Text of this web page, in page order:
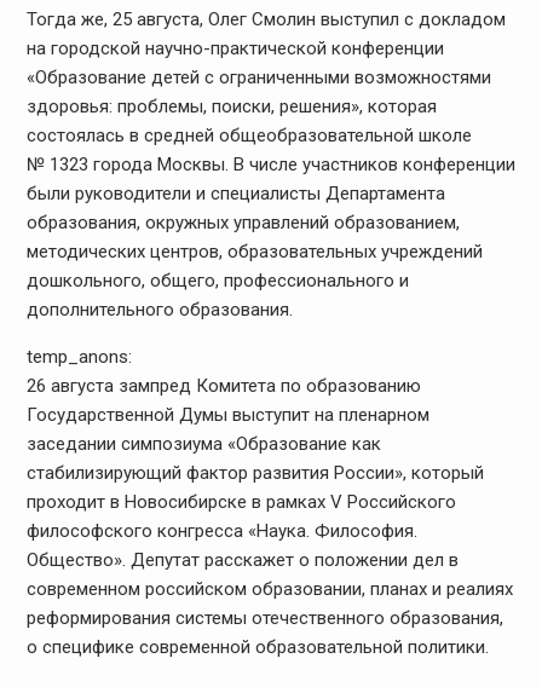
Тогда же, 25 августа, Олег Смолин выступил с докладом
на городской научно-практической конференции
«Образование детей с ограниченными возможностями
здоровья: проблемы, поиски, решения», которая
состоялась в средней общеобразовательной школе
№ 1323 города Москвы. В числе участников конференции
были руководители и специалисты Департамента
образования, окружных управлений образованием,
методических центров, образовательных учреждений
дошкольного, общего, профессионального и
дополнительного образования.
temp_anons:
26 августа зампред Комитета по образованию
Государственной Думы выступит на пленарном
заседании симпозиума «Образование как
стабилизирующий фактор развития России», который
проходит в Новосибирске в рамках V Российского
философского конгресса «Наука. Философия.
Общество». Депутат расскажет о положении дел в
современном российском образовании, планах и реалиях
реформирования системы отечественного образования,
о специфике современной образовательной политики.